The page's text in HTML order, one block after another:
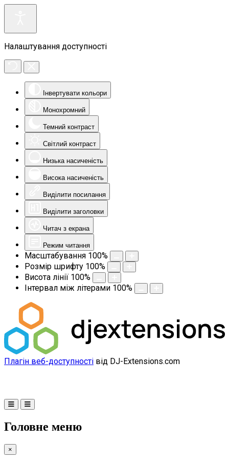
Налаштування доступності
Інвертувати кольори
Монохромний
Темний контраст
Світлий контраст
Низька насиченість
Висока насиченість
Виділити посилання
Виділити заголовки
Читач з екрана
Режим читання
Масштабування 100%
Розмір шрифту 100%
Висота лінії 100%
Інтервал між літерами 100%
Плагін веб-доступності від DJ-Extensions.com
Головне меню
×